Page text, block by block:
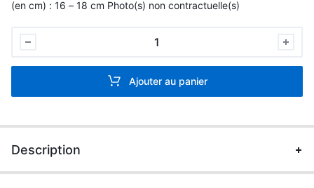
(en cm) : 16 – 18 cm Photo(s) non contractuelle(s)
Ajouter au panier
Description